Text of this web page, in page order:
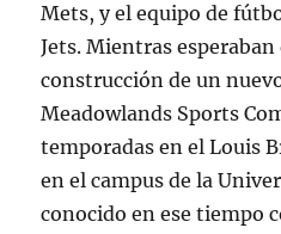
Mets, y el equipo de
Jets. Mientras
construcción de un
Meadowlands Sports
temporadas en el Louis
en el campus de la
conocido en ese tiempo